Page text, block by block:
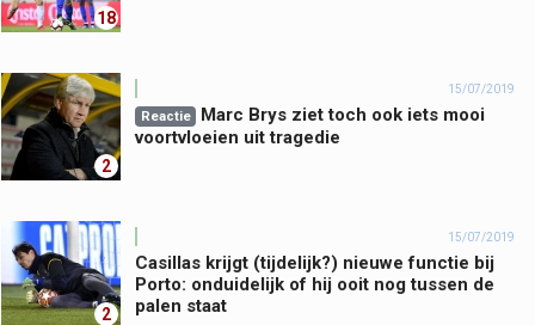
18
2
15/07/2019
Reactie
Marc Brys ziet toch ook iets mooi
voortvloeien uit tragedie
2
15/07/2019
Casillas krijgt (tijdelijk?) nieuwe functie bij
Porto: onduidelijk of hij ooit nog tussen de
palen staat